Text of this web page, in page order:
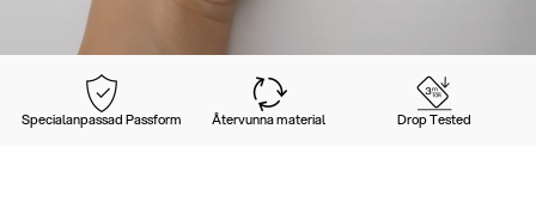
Specialanpassad Passform Återvunna material Drop Tested